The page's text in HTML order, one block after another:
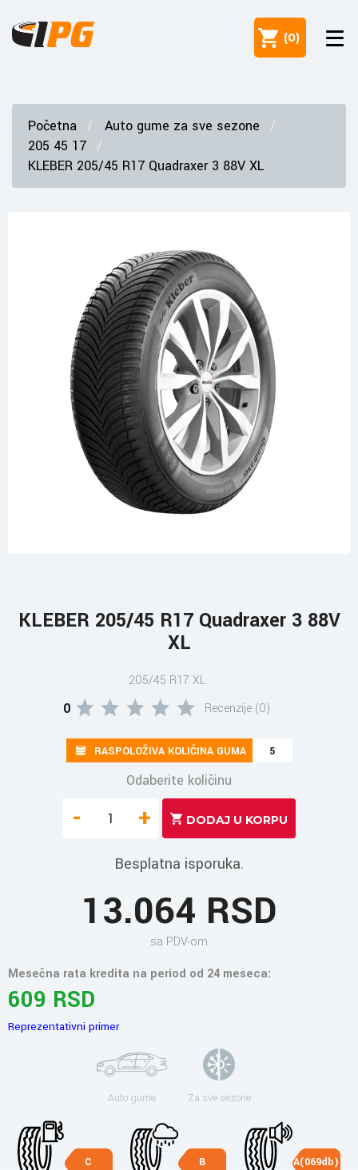
(0)
Početna
Auto gume za sve sezone
205 45 17
KLEBER 205/45 R17 Quadraxer 3 88V XL
KLEBER 205/45 R17 Quadraxer 3 88V
XL
205/45 R17 XL
0 Recenzije (0)
RASPOLOŽIVA KOLIČINA GUMA 5
Odaberite količinu
- +
Besplatna isporuka.
13.064 RSD
sa PDV-om
Mesečna rata kredita na period od 24 meseca:
609 RSD
Reprezentativni primer
Auto gume Za sve sezone
C B A(069db)